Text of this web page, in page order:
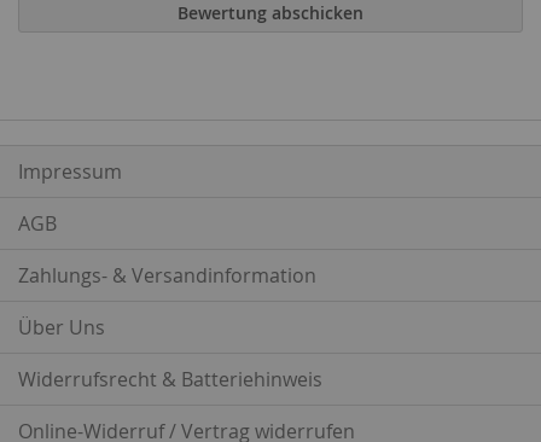
Bewertung abschicken
Impressum
AGB
Zahlungs- & Versandinformation
Über Uns
Widerrufsrecht & Batteriehinweis
Online-Widerruf / Vertrag widerrufen